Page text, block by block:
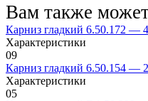
Вам также
Карниз гладкий 6.50.172 —
Характеристики
09
Карниз гладкий 6.50.154 —
Характеристики
05